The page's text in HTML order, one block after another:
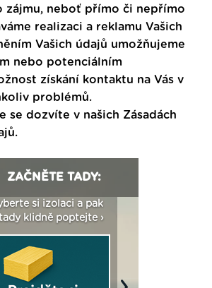
zájmu, neboť přímo či nepřímo
realizaci a reklamu Vašich
Vašich údajů umožňujeme
nebo potenciálním
získání kontaktu na Vás v
problémů.
se dozvíte v našich Zásadách
.
ZAČNĚTE TADY:
si izolaci a pak
klidně poptejte ›